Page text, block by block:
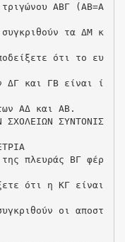
ΑΒΓ (ΑΒ=Α
τα ΔΜ κ
ότι το ευ
ΔΓ και ΓΒ είναι ί
ΑΔ και ΑΒ.
ΣΧΟΛΕΙΩΝ ΣΥΝΤΟΝΙΣ
πλευράς ΒΓ φέρ
ότι η ΚΓ είναι
οι αποστ